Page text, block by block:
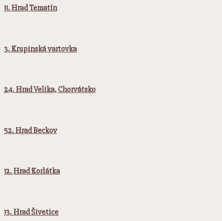
11. Hrad Tematín
3. Krupinská vartovka
24. Hrad Velika, Chorvátsko
52. Hrad Beckov
12. Hrad Korlátka
13. Hrad Šivetice